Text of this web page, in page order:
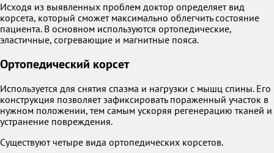
Исходя из выявленных проблем доктор определяет вид
корсета, который сможет максимально облегчить состояние
пациента. В основном используются ортопедические,
эластичные, согревающие и магнитные пояса.
Ортопедический корсет
Используется для снятия спазма и нагрузки с мышц спины. Его
конструкция позволяет зафиксировать пораженный участок в
нужном положении, тем самым ускоряя регенерацию тканей и
устранение повреждения.
Существуют четыре вида ортопедических корсетов.